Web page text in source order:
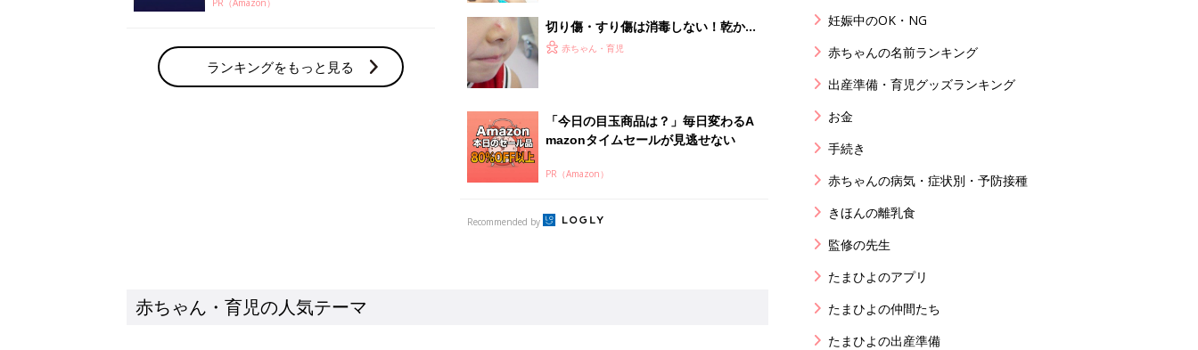
赤ちゃん・育児の人気テーマ
育児日記・マンガ
離乳食はいつから？進め方は？「たまひよ きほんの離
授乳の悩みや初めての離乳食作りに役立つ
子育てとお金
妊娠・出産・育児にかかる費用やもらえる補助
金・助成金を解説
妊娠中のOK・NG
赤ちゃんの名前ランキング
出産準備・育児グッズランキング
お金
手続き
赤ちゃんの病気・症状別・予防接種
きほんの離乳食
監修の先生
たまひよのアプリ
たまひよの仲間たち
たまひよの出産準備